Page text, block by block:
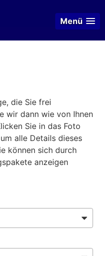
Menü
die Sie frei
wir dann wie von Ihnen
Sie in das Foto
alle Details dieses
können sich durch
anzeigen